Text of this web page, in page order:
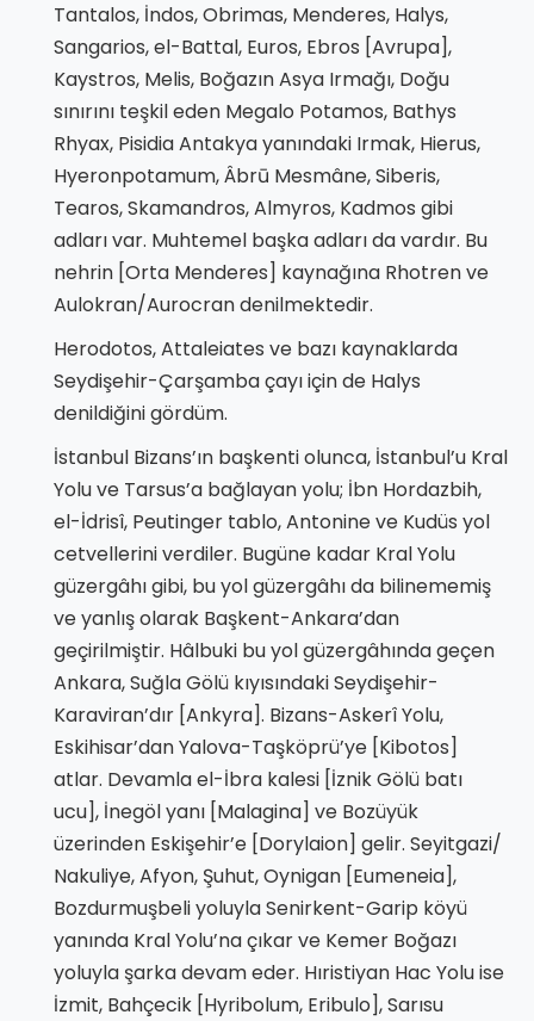
Tantalos, İndos, Obrimas, Menderes, Halys,
Sangarios, el-Battal, Euros, Ebros [Avrupa],
Kaystros, Melis, Boğazın Asya Irmağı, Doğu
sınırını teşkil eden Megalo Potamos, Bathys
Rhyax, Pisidia Antakya yanındaki Irmak, Hierus,
Hyeronpotamum, Âbrū Mesmâne, Siberis,
Tearos, Skamandros, Almyros, Kadmos gibi
adları var. Muhtemel başka adları da vardır. Bu
nehrin [Orta Menderes] kaynağına Rhotren ve
Aulokran/Aurocran denilmektedir.
Herodotos, Attaleiates ve bazı kaynaklarda
Seydişehir-Çarşamba çayı için de Halys
denildiğini gördüm.
İstanbul Bizans’ın başkenti olunca, İstanbul’u Kral
Yolu ve Tarsus’a bağlayan yolu; İbn Hordazbih,
el-İdrisî, Peutinger tablo, Antonine ve Kudüs yol
cetvellerini verdiler. Bugüne kadar Kral Yolu
güzergâhı gibi, bu yol güzergâhı da bilinememiş
ve yanlış olarak Başkent-Ankara’dan
geçirilmiştir. Hâlbuki bu yol güzergâhında geçen
Ankara, Suğla Gölü kıyısındaki Seydişehir-
Karaviran’dır [Ankyra]. Bizans-Askerî Yolu,
Eskihisar’dan Yalova-Taşköprü’ye [Kibotos]
atlar. Devamla el-İbra kalesi [İznik Gölü batı
ucu], İnegöl yanı [Malagina] ve Bozüyük
üzerinden Eskişehir’e [Dorylaion] gelir. Seyitgazi/
Nakuliye, Afyon, Şuhut, Oynigan [Eumeneia],
Bozdurmuşbeli yoluyla Senirkent-Garip köyü
yanında Kral Yolu’na çıkar ve Kemer Boğazı
yoluyla şarka devam eder. Hıristiyan Hac Yolu ise
İzmit, Bahçecik [Hyribolum, Eribulo], Sarısu